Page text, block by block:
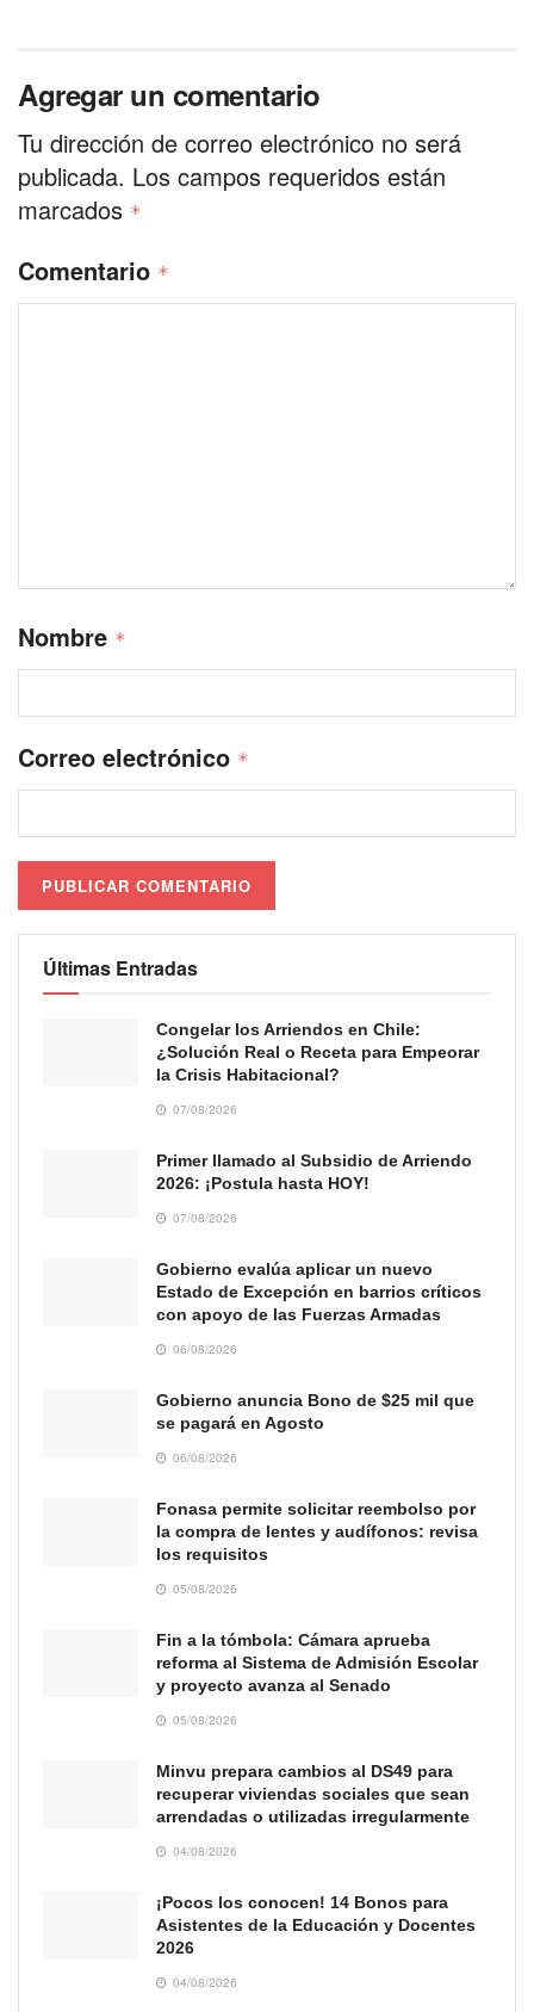
Agregar un comentario
Tu dirección de correo electrónico no será
publicada. Los campos requeridos están
marcados *
Comentario *
Nombre *
Correo electrónico *
Últimas Entradas
Congelar los Arriendos en Chile:
¿Solución Real o Receta para Empeorar
la Crisis Habitacional?
07/08/2026
Primer llamado al Subsidio de Arriendo
2026: ¡Postula hasta HOY!
07/08/2026
Gobierno evalúa aplicar un nuevo
Estado de Excepción en barrios críticos
con apoyo de las Fuerzas Armadas
06/08/2026
Gobierno anuncia Bono de $25 mil que
se pagará en Agosto
06/08/2026
Fonasa permite solicitar reembolso por
la compra de lentes y audífonos: revisa
los requisitos
05/08/2026
Fin a la tómbola: Cámara aprueba
reforma al Sistema de Admisión Escolar
y proyecto avanza al Senado
05/08/2026
Minvu prepara cambios al DS49 para
recuperar viviendas sociales que sean
arrendadas o utilizadas irregularmente
04/08/2026
¡Pocos los conocen! 14 Bonos para
Asistentes de la Educación y Docentes
2026
04/08/2026